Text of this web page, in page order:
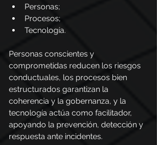
Personas;
Procesos;
Tecnología.
Personas conscientes y
comprometidas reducen los riesgos
conductuales, los procesos bien
estructurados garantizan la
coherencia y la gobernanza, y la
tecnología actúa como facilitador,
apoyando la prevención, detección y
respuesta ante incidentes.